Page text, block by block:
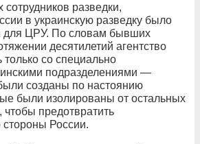
разведки,
в украинскую разведку было
для ЦРУ. По словам бывших
десятилетий агентство
только со специально
подразделениями —
созданы по настоянию
были изолированы от остальных
предотвратить
России.